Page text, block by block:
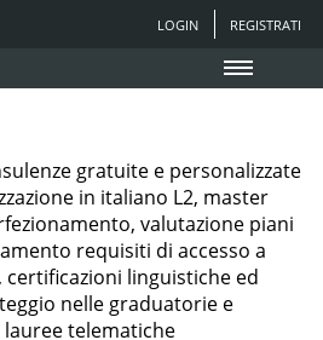
LOGIN REGISTRATI
gratuite e personalizzate
in italiano L2, master
valutazione piani
requisiti di accesso a
certificazioni linguistiche ed
nelle graduatorie e
telematiche